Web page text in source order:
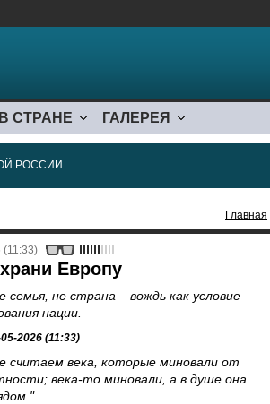
В СТРАНЕ ГАЛЕРЕЯ
РОССИИ
Главная
(11:33)
Европу
семья, не страна – вождь как условие
нации.
2026 (11:33)
считаем века, которые миновали от
века-то миновали, а в душе она